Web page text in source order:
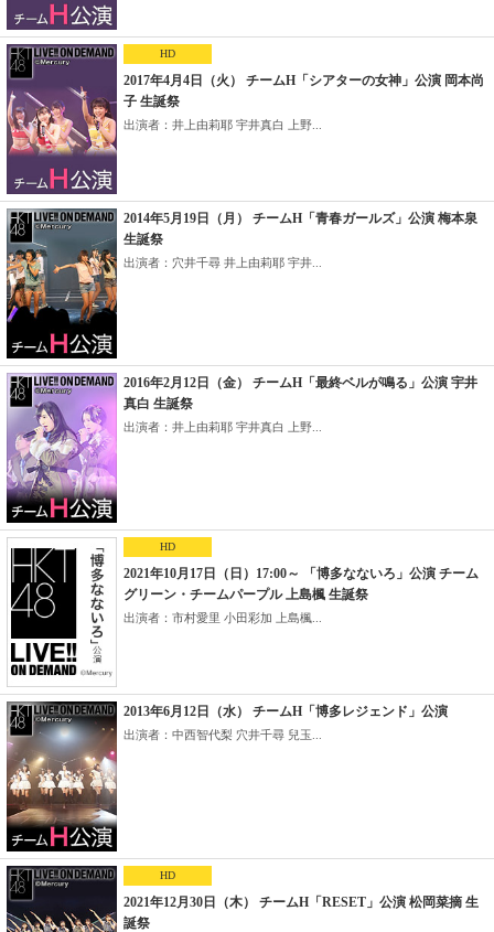
HD
2017年4月4日（火） チームH「シアターの女神」公演 岡本尚
子 生誕祭
出演者：井上由莉耶 宇井真白 上野...
2014年5月19日（月） チームH「青春ガールズ」公演 梅本泉
生誕祭
出演者：穴井千尋 井上由莉耶 宇井...
2016年2月12日（金） チームH「最終ベルが鳴る」公演 宇井
真白 生誕祭
出演者：井上由莉耶 宇井真白 上野...
HD
2021年10月17日（日）17:00～ 「博多なないろ」公演 チーム
グリーン・チームパープル 上島楓 生誕祭
出演者：市村愛里 小田彩加 上島楓...
2013年6月12日（水） チームH「博多レジェンド」公演
出演者：中西智代梨 穴井千尋 兒玉...
HD
2021年12月30日（木） チームH「RESET」公演 松岡菜摘 生
誕祭